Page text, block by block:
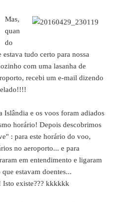
Mas,
quan
do
tudo certo para nossa
com uma lasanha de
recebi um e-mail dizendo
Islândia e os voos foram adiados
horário! Depois descobrimos
: para este horário do voo,
no aeroporto... e para
em entendimento e ligaram
estavam doentes...
Isto existe??? kkkkkk